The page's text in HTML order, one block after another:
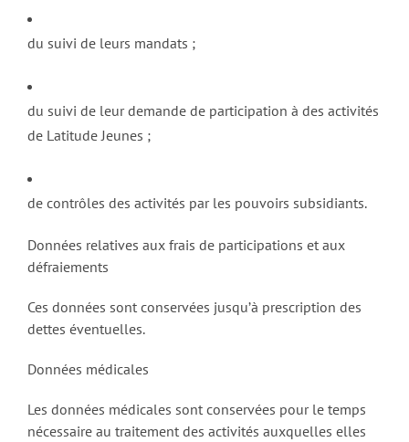
du suivi de leurs mandats ;
du suivi de leur demande de participation à des activités
de Latitude Jeunes ;
de contrôles des activités par les pouvoirs subsidiants.
Données relatives aux frais de participations et aux
défraiements
Ces données sont conservées jusqu’à prescription des
dettes éventuelles.
Données médicales
Les données médicales sont conservées pour le temps
nécessaire au traitement des activités auxquelles elles